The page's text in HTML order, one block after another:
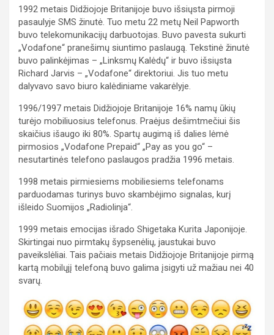
1992 metais Didžiojoje Britanijoje buvo išsiųsta pirmoji
pasaulyje SMS žinutė. Tuo metu 22 metų Neil Papworth
buvo telekomunikacijų darbuotojas. Buvo pavesta sukurti
„Vodafone“ pranešimų siuntimo paslaugą. Tekstinė žinutė
buvo palinkėjimas – „Linksmų Kalėdų“ ir buvo išsiųsta
Richard Jarvis – „Vodafone“ direktoriui. Jis tuo metu
dalyvavo savo biuro kalėdiniame vakarėlyje.
1996/1997 metais Didžiojoje Britanijoje 16% namų ūkių
turėjo mobiliuosius telefonus. Praėjus dešimtmečiui šis
skaičius išaugo iki 80%. Spartų augimą iš dalies lėmė
pirmosios „Vodafone Prepaid“ „Pay as you go“ –
nesutartinės telefono paslaugos pradžia 1996 metais.
1998 metais pirmiesiems mobiliesiems telefonams
parduodamas turinys buvo skambėjimo signalas, kurį
išleido Suomijos „Radiolinja“.
1999 metais emocijas išrado Shigetaka Kurita Japonijoje.
Skirtingai nuo pirmtakų šypsenėlių, jaustukai buvo
paveikslėliai. Tais pačiais metais Didžiojoje Britanijoje pirmą
kartą mobilųjį telefoną buvo galima įsigyti už mažiau nei 40
svarų.